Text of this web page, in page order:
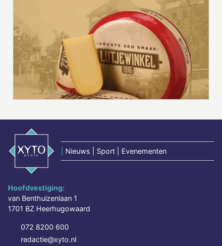
Nieuws | Sport | Evenementen
Hoofdvestiging:
van Benthuizenlaan 1
1701 BZ Heerhugowaard
072 8200 600
redactie@xyto.nl